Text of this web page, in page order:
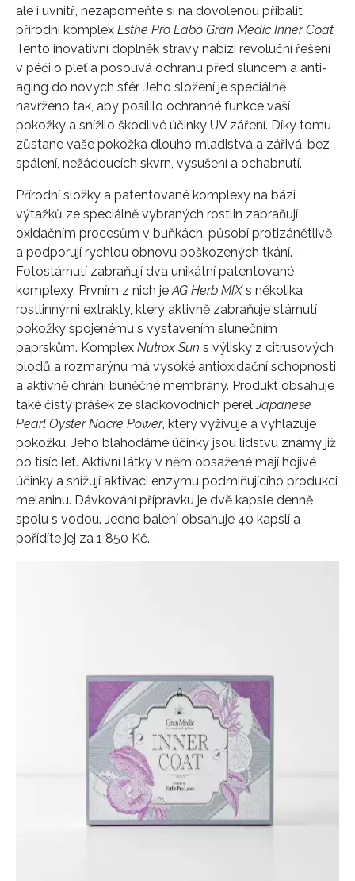
ale i uvnitř, nezapomeňte si na dovolenou přibalit
přírodní komplex Esthe Pro Labo Gran Medic Inner Coat.
Tento inovativní doplněk stravy nabízí revoluční řešení
v péči o pleť a posouvá ochranu před sluncem a anti-
aging do nových sfér. Jeho složení je speciálně
navrženo tak, aby posílilo ochranné funkce vaší
pokožky a snížilo škodlivé účinky UV záření. Díky tomu
zůstane vaše pokožka dlouho mladistvá a zářivá, bez
spálení, nežádoucích skvrn, vysušení a ochabnutí.
Přírodní složky a patentované komplexy na bázi
výtažků ze speciálně vybraných rostlin zabraňují
oxidačním procesům v buňkách, působí protizánětlivě
a podporují rychlou obnovu poškozených tkání.
Fotostárnutí zabraňují dva unikátní patentované
komplexy. Prvním z nich jeAG Herb MIXs několika
rostlinnými extrakty, který aktivně zabraňuje stárnutí
pokožky spojenému s vystavením slunečním
paprskům. Komplex Nutrox Sun s výlisky z citrusových
plodů a rozmarýnu má vysoké antioxidační schopnosti
a aktivně chrání buněčné membrány. Produkt obsahuje
také čistý prášek ze sladkovodních perelJapanese
Pearl Oyster Nacre Power, který vyživuje a vyhlazuje
pokožku. Jeho blahodárné účinky jsou lidstvu známy již
po tisíc let. Aktivní látky v něm obsažené mají hojivé
účinky a snižují aktivaci enzymu podmiňujícího produkci
melaninu. Dávkování přípravku je dvě kapsle denně
spolu s vodou. Jedno balení obsahuje 40 kapslí a
pořídíte jej za 1 850 Kč.